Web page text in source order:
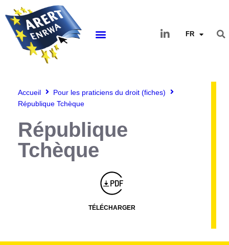
FR
Accueil
Pour les praticiens du droit (fiches)
République Tchèque
République
Tchèque
TÉLÉCHARGER